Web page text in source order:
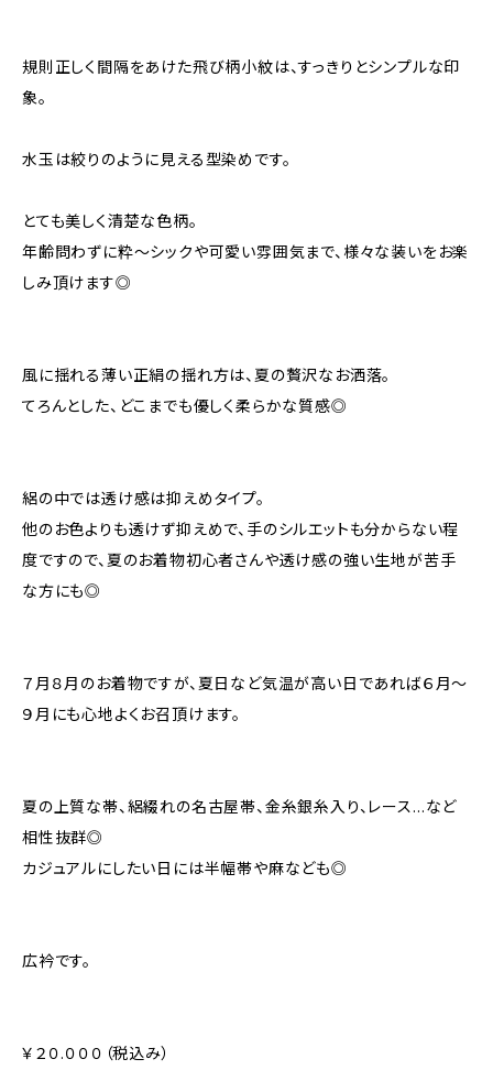
規則正しく間隔をあけた飛び柄小紋は、すっきりとシンプルな印
象。
水玉は絞りのように見える型染めです。
とても美しく清楚な色柄。
年齢問わずに粋〜シックや可愛い雰囲気まで、様々な装いをお楽
しみ頂けます◎
風に揺れる薄い正絹の揺れ方は、夏の贅沢なお洒落。
てろんとした、どこまでも優しく柔らかな質感◎
絽の中では透け感は抑えめタイプ。
他のお色よりも透けず抑えめで、手のシルエットも分からない程
度ですので、夏のお着物初心者さんや透け感の強い生地が苦手
な方にも◎
７月８月のお着物ですが、夏日など気温が高い日であれば６月〜
９月にも心地よくお召頂けます。
夏の上質な帯、絽綴れの名古屋帯、金糸銀糸入り、レース…など
相性抜群◎
カジュアルにしたい日には半幅帯や麻なども◎
広衿です。
￥２０.０００（税込み）